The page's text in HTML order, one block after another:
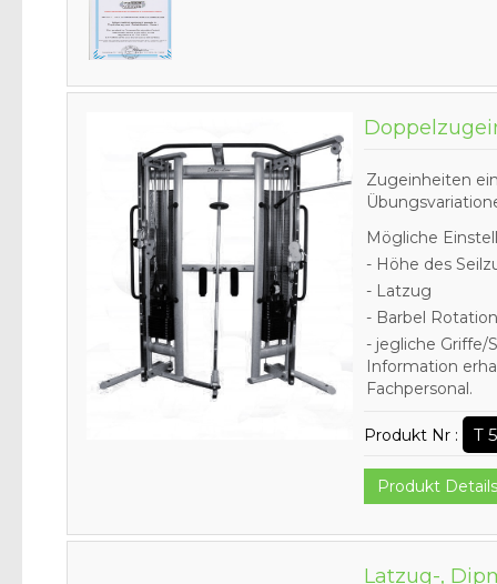
Zugeinheiten
Mögliche
- Höhe des
- Latzug
- Barbel
- jegliche Griffe/
Information
Fachpersonal.
Produkt Nr : T
Produkt
Latzug-,